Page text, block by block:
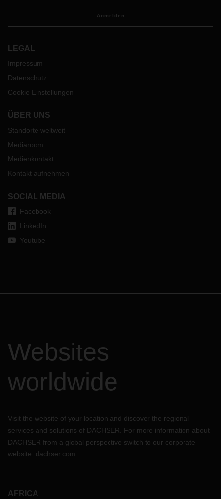
Anmelden
LEGAL
Impressum
Datenschutz
Cookie Einstellungen
ÜBER UNS
Standorte weltweit
Mediaroom
Medienkontakt
Kontakt aufnehmen
SOCIAL MEDIA
Facebook
LinkedIn
Youtube
Websites
worldwide
Visit the website of your location and discover the regional
services and solutions of DACHSER. For more information about
DACHSER from a global perspective switch to our corporate
website: dachser.com
AFRICA